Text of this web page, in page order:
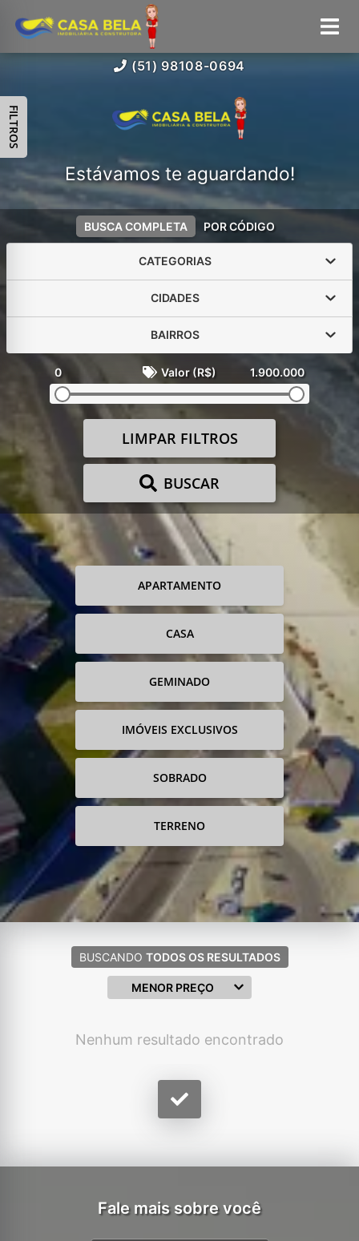
(51) 98108-0694
Estávamos te aguardando!
BUSCA COMPLETA POR CÓDIGO
CATEGORIAS
CIDADES
BAIRROS
0 Valor (R$) 1.900.000
LIMPAR FILTROS
BUSCAR
APARTAMENTO
CASA
GEMINADO
IMÓVEIS EXCLUSIVOS
SOBRADO
TERRENO
FILTROS
BUSCANDO TODOS OS RESULTADOS
MENOR PREÇO
Nenhum resultado encontrado
Fale mais sobre você